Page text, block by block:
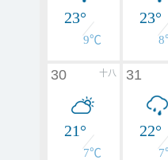
23°
9℃
23°
十八
30
21°
7℃
31
22°